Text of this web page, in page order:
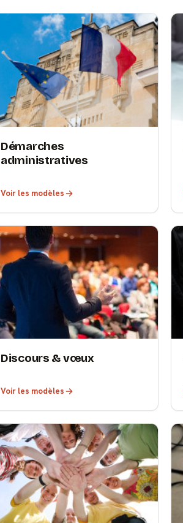
Démarches
administratives
Voir les modèles
Discours & vœux
Voir les modèles